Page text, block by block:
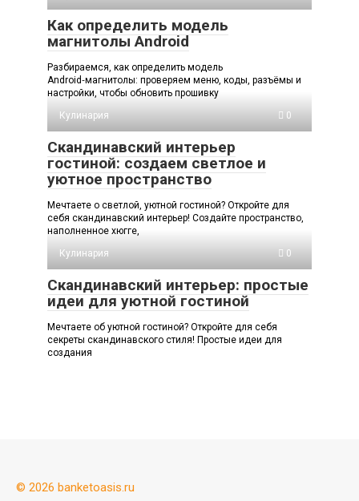
Как определить модель
магнитолы Android
Разбираемся, как определить модель
Android‑магнитолы: проверяем меню, коды, разъёмы и
настройки, чтобы обновить прошивку
Кулинария
0
Скандинавский интерьер
гостиной: создаем светлое и
уютное пространство
Мечтаете о светлой, уютной гостиной? Откройте для
себя скандинавский интерьер! Создайте пространство,
наполненное хюгге,
Кулинария
0
Скандинавский интерьер: простые
идеи для уютной гостиной
Мечтаете об уютной гостиной? Откройте для себя
секреты скандинавского стиля! Простые идеи для
создания
© 2026 banketoasis.ru